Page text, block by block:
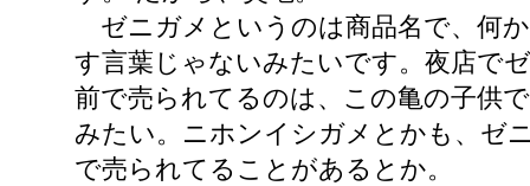
ゼニガメというのは商品名で、何
す言葉じゃないみたいです。夜店で
前で売られてるのは、この亀の子供
みたい。ニホンイシガメとかも、ゼ
で売られてることがあるとか。